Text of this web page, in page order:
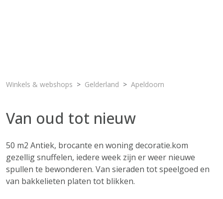
Winkels & webshops Gelderland Apeldoorn
Van oud tot nieuw
50 m2 Antiek, brocante en woning decoratie.kom
gezellig snuffelen, iedere week zijn er weer nieuwe
spullen te bewonderen. Van sieraden tot speelgoed en
van bakkelieten platen tot blikken.